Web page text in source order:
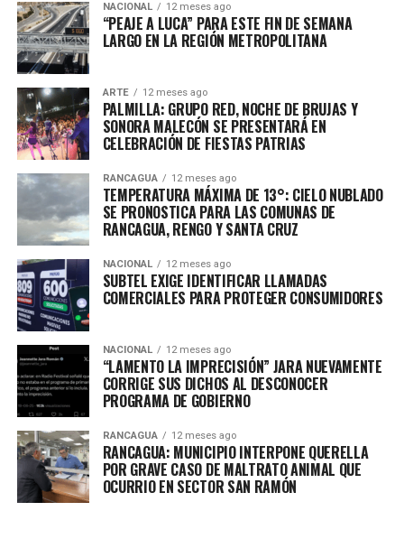
NACIONAL 12 meses ago
“PEAJE A LUCA” PARA ESTE FIN DE SEMANA
LARGO EN LA REGIÓN METROPOLITANA
ARTE 12 meses ago
PALMILLA: GRUPO RED, NOCHE DE BRUJAS Y
SONORA MALECÓN SE PRESENTARÁ EN
CELEBRACIÓN DE FIESTAS PATRIAS
RANCAGUA 12 meses ago
TEMPERATURA MÁXIMA DE 13°: CIELO NUBLADO
SE PRONOSTICA PARA LAS COMUNAS DE
RANCAGUA, RENGO Y SANTA CRUZ
NACIONAL 12 meses ago
SUBTEL EXIGE IDENTIFICAR LLAMADAS
COMERCIALES PARA PROTEGER CONSUMIDORES
NACIONAL 12 meses ago
“LAMENTO LA IMPRECISIÓN” JARA NUEVAMENTE
CORRIGE SUS DICHOS AL DESCONOCER
PROGRAMA DE GOBIERNO
RANCAGUA 12 meses ago
RANCAGUA: MUNICIPIO INTERPONE QUERELLA
POR GRAVE CASO DE MALTRATO ANIMAL QUE
OCURRIO EN SECTOR SAN RAMÓN